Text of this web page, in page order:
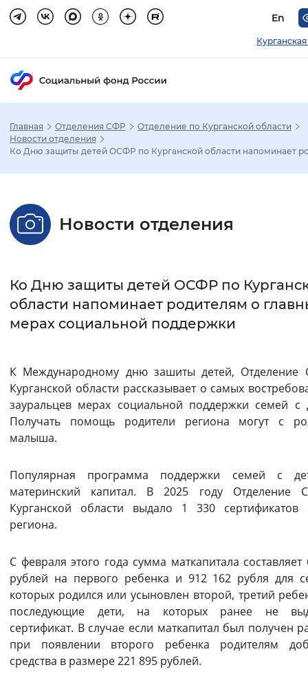
En
Настройка режима отображения
Стандартный Увеличенный
Интервал между буквами
Цвет сайта
Монохромный Инверсивный
Изображения
Включены Выключены
Воспроизвести Остановить
Вернуть стандартные настройки
Главная Отделения СФР
Отделение по Курганской области
Новости отделения
Ко Дню защиты детей ОСФР по Курганской области напоминает
Новости отделения
Ко Дню защиты детей ОСФР по
области напоминает родителям о
мерах социальной поддержки
К Международному дню зашиты детей,
Курганской области рассказывает о самых
зауральцев мерах социальной поддержки семей с
Получать помощь родители региона могут с
малыша.
Популярная программа поддержки семей с
материнский капитал. В 2025 году Отделение
Курганской области выдало 1 330 сертификатов
региона.
С февраля этого года сумма маткапитала составляет
рублей на первого ребенка и 912 162 рубля для
которых родился или усыновлен второй, третий
последующие дети, на которых ранее не
сертификат. В случае если маткапитал был получен
при появлении второго ребенка родителям
средства в размере 221 895 рублей.